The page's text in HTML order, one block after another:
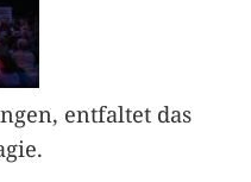
entfaltet das